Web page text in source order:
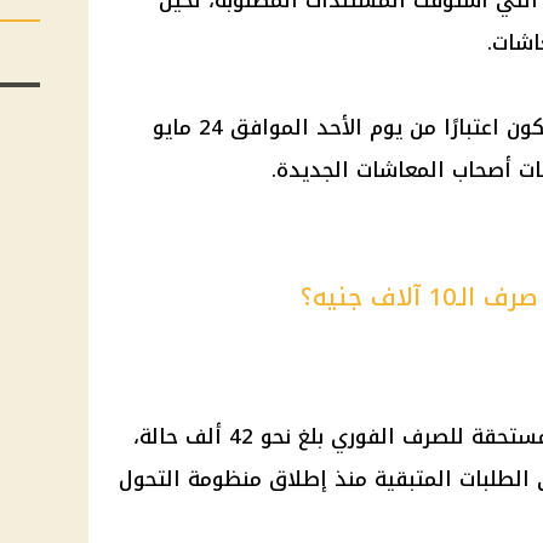
من يوم الأحد الموافق 24
مايو
أصحاب المعاشات الجديدة.
جنيه؟
بحسب الهيئة، فإن عدد الحالات المستحقة للصرف الفوري بلغ نحو 42 ألف حالة،
المتبقية منذ إطلاق منظومة التحول